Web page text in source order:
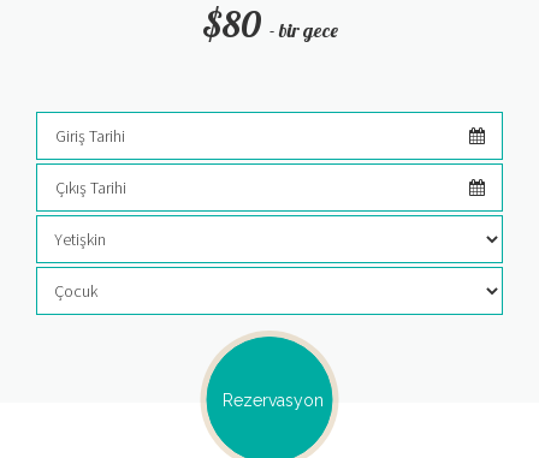
$80 - bir gece